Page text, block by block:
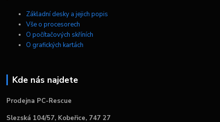
Základní desky a jejich popis
Vše o procesorech
O počítačových skříních
O grafických kartách
Kde nás najdete
Prodejna PC-Rescue
Slezská 104/57, Kobeřice, 747 27